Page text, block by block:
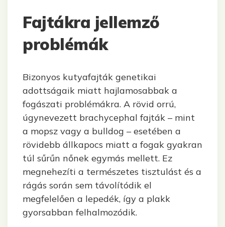
Fajtákra jellemző
problémák
Bizonyos kutyafajták genetikai
adottságaik miatt hajlamosabbak a
fogászati problémákra. A rövid orrú,
úgynevezett brachycephal fajták – mint
a mopsz vagy a bulldog – esetében a
rövidebb állkapocs miatt a fogak gyakran
túl sűrűn nőnek egymás mellett. Ez
megnehezíti a természetes tisztulást és a
rágás során sem távolítódik el
megfelelően a lepedék, így a plakk
gyorsabban felhalmozódik.